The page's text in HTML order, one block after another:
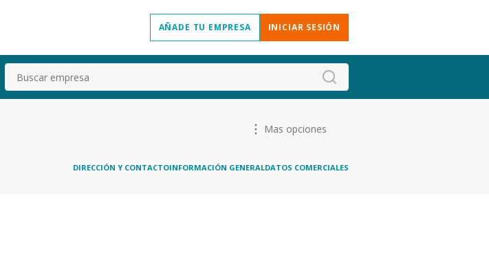
AÑADE TU EMPRESA INICIAR SESIÓN
Buscar
Mas opciones
DIRECCIÓN Y CONTACTOINFORMACIÓN GENERALDATOS COMERCIALES